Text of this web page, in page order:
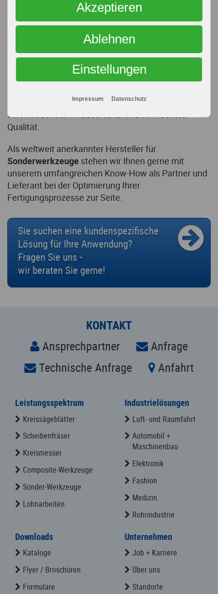
Seit mehr als 115 Jahren entwickelt die
Präzisionswerkzeuge GmbHhochpräzise
Zerspanungswerkzeuge, Schneidwerkzeuge und
Umformwerkzeuge für Metalle und andere
Werkstoffe für die Bearbeitungsaufgaben der
verschiedensten Industriebranchen in höchster
Qualität.
Als weltweit anerkannter Hersteller für
Sonderwerkzeugestehen wir Ihnen gerne mit
unserem umfangreichen Know-How als Partner und
Lieferant bei der Optimierung Ihrer
Fertigungsprozesse zur Seite.
Sie suchen eine kundenspezifische
Lösung für Ihre Anwendung?
wir beraten Sie gerne!
Technische Anfrage
Kreissägeblätter
Kreismesser
Composite-Werkzeuge
Industrielösungen
Luft- und Raumfahrt
Maschinenbau
Elektronik
Fashion
Downloads
Kataloge
Zertifikate
Unternehmen
Job + Karriere
Impressum Datenschutz
Einstellungen
Ablehnen
Akzeptieren